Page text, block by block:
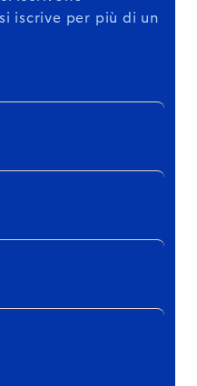
iscrive per più di un